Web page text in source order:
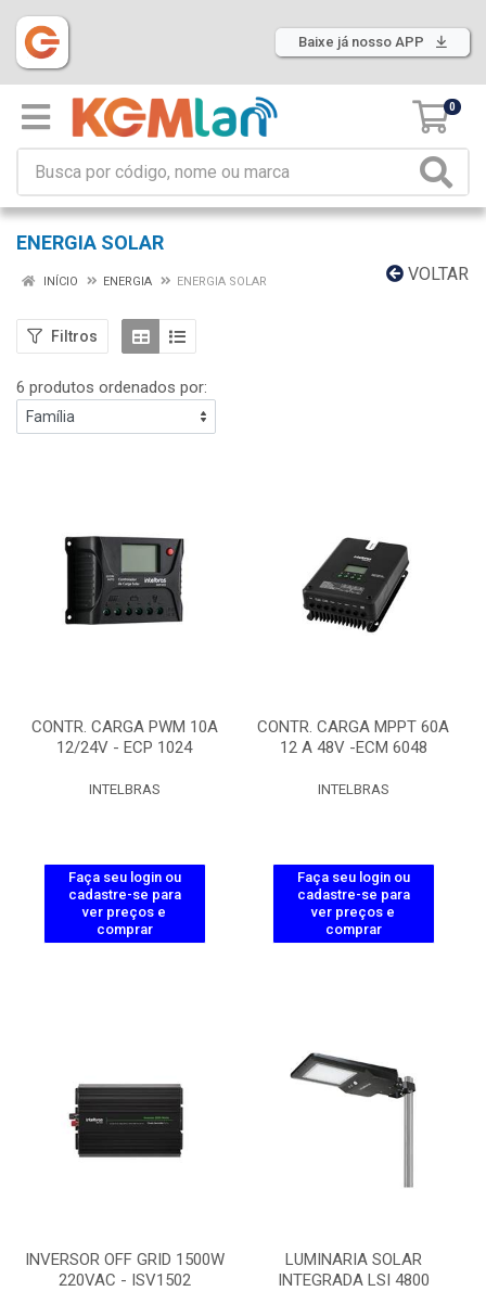
Baixe já nosso APP
0
ENERGIA SOLAR
VOLTAR
INÍCIO ENERGIA ENERGIA SOLAR
Filtros
6 produtos ordenados por:
CONTR. CARGA PWM 10A
12/24V - ECP 1024
INTELBRAS
Faça seu login ou
cadastre-se para
ver preços e
comprar
CONTR. CARGA MPPT 60A
12 A 48V -ECM 6048
INTELBRAS
Faça seu login ou
cadastre-se para
ver preços e
comprar
INVERSOR OFF GRID 1500W
220VAC - ISV1502
LUMINARIA SOLAR
INTEGRADA LSI 4800